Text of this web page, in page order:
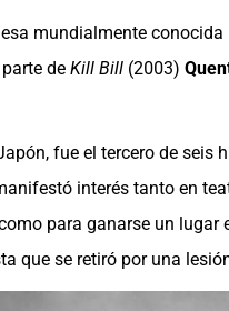
mundialmente
de Kill Bill (2003)
fue el tercero de seis
interés tanto en
para ganarse un lugar
que se retiró por una